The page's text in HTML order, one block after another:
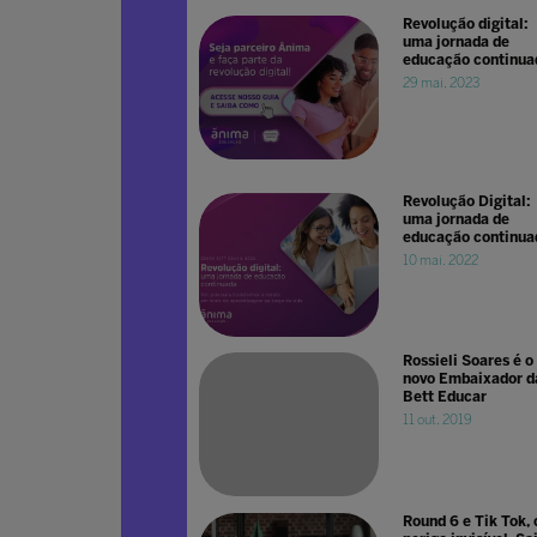
Revolução digital:
uma jornada de
educação
29 mai. 2023
Revolução Digital:
uma jornada de
educação
10 mai. 2022
Rossieli Soares é o
novo Embaixador
Bett Educar
11 out. 2019
Round 6 e Tik Tok,